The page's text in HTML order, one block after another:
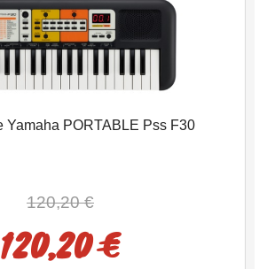
Yamaha PORTABLE Pss F30
120,20 €
120,20 €